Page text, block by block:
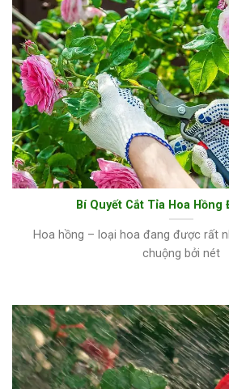
Bí Quyết Cắt Tỉa Hoa Hồng
Hoa hồng – loại hoa đang được rất
chuộng bởi nét